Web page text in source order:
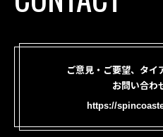
ご意見・ご要望、タイ
お問い合わ
https://